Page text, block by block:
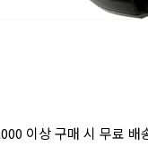
이상 구매 시 무료 배